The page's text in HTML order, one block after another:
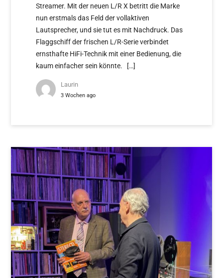
Streamer. Mit der neuen L/R X betritt die Marke
nun erstmals das Feld der vollaktiven
Lautsprecher, und sie tut es mit Nachdruck. Das
Flaggschiff der frischen L/R-Serie verbindet
ernsthafte HiFi-Technik mit einer Bedienung, die
kaum einfacher sein könnte. […]
Laurin
3 Wochen ago